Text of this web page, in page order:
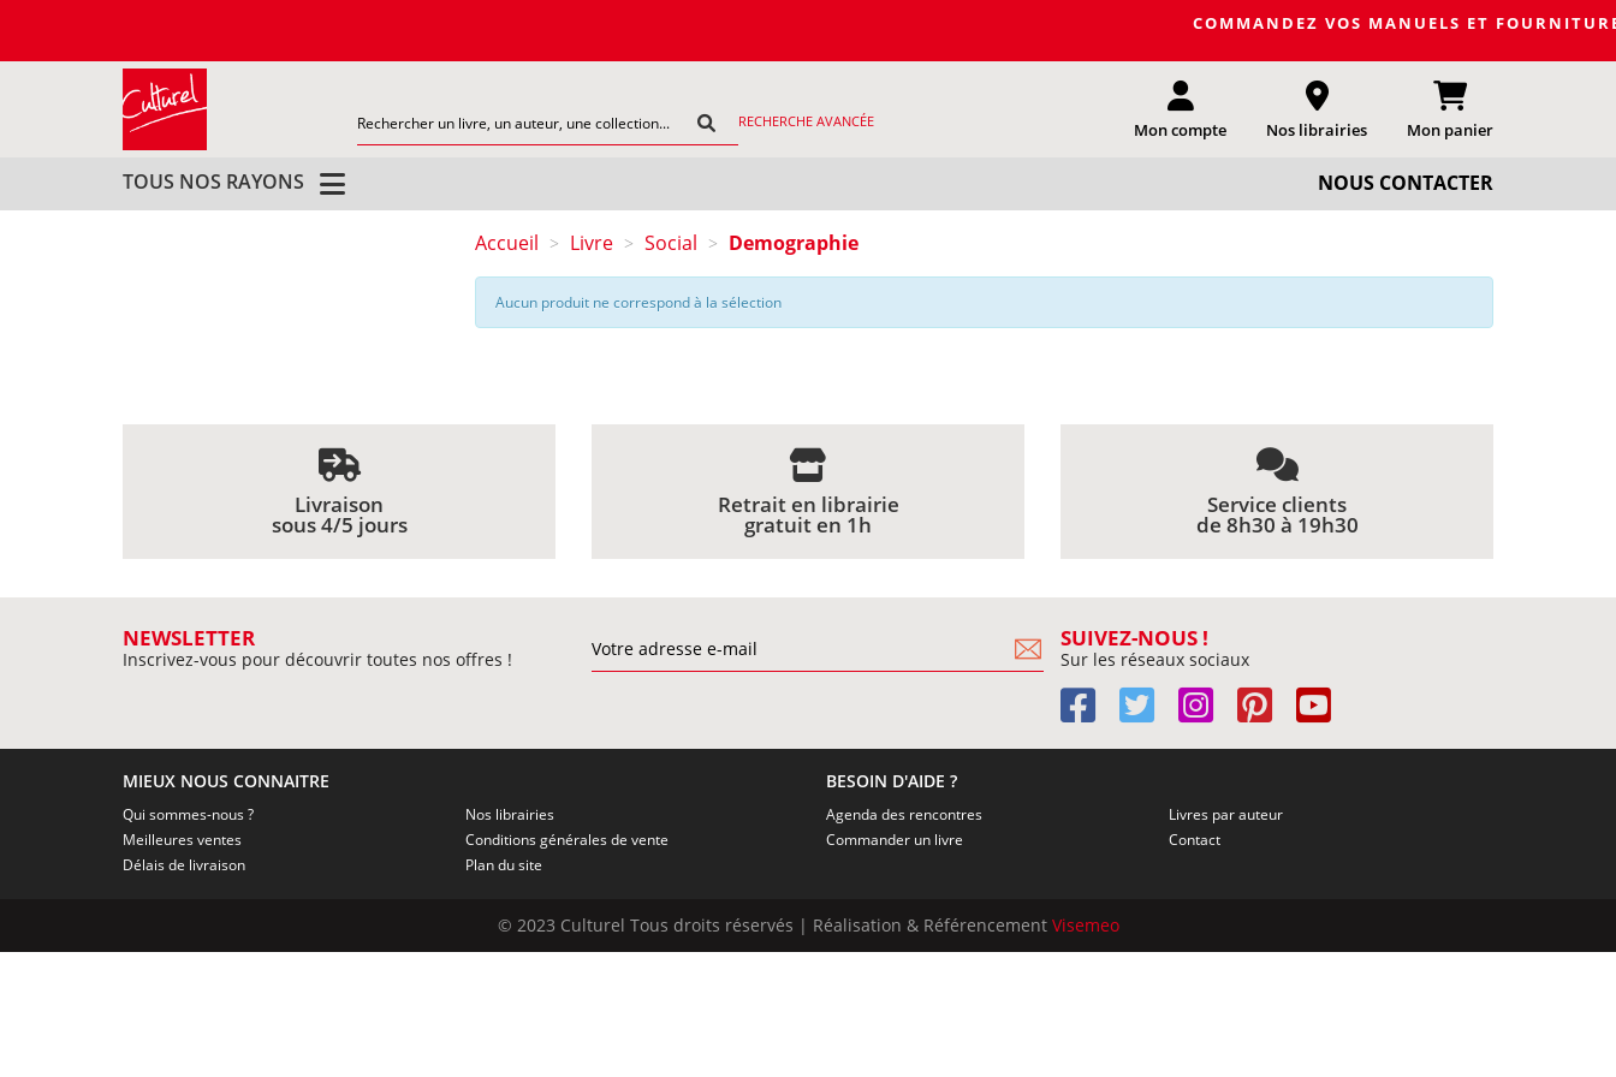
COMMANDEZ VOS MANUELS ET
RECHERCHE AVANCÉE Mon compte Nos librairies Mon panier
TOUS NOS RAYONS NOUS CONTACTER
Accueil > Livre > Social > Demographie
Aucun produit ne correspond à la sélection
Livraison
sous 4/5 jours
Retrait en librairie
gratuit en 1h
Service clients
de 8h30 à 19h30
NEWSLETTER
Inscrivez-vous pour découvrir toutes nos offres !
SUIVEZ-NOUS !
Sur les réseaux sociaux
MIEUX NOUS CONNAITRE
Qui sommes-nous ?
Meilleures ventes
Délais de livraison
Nos librairies
Conditions générales de vente
Plan du site
BESOIN D'AIDE ?
Agenda des rencontres
Commander un livre
Livres par auteur
Contact
© 2023 Culturel Tous droits réservés | Réalisation & Référencement Visemeo